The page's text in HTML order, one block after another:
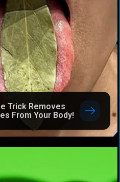
Trick Removes
From Your Body!